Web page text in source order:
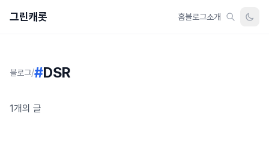
그린캐롯 홈블로그소개
블로그/#DSR
1개의 글